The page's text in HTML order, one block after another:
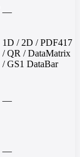
—
1D / 2D / PDF417
/ QR / DataMatrix
/ GS1 DataBar
—
—